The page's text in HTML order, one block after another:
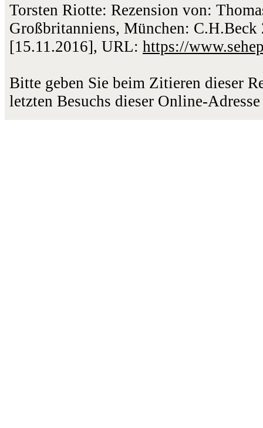
Torsten Riotte: Rezension von:
Großbritanniens, München:
[15.11.2016], URL: https://
Bitte geben Sie beim Zitieren dieser
letzten Besuchs dieser Online-Adresse